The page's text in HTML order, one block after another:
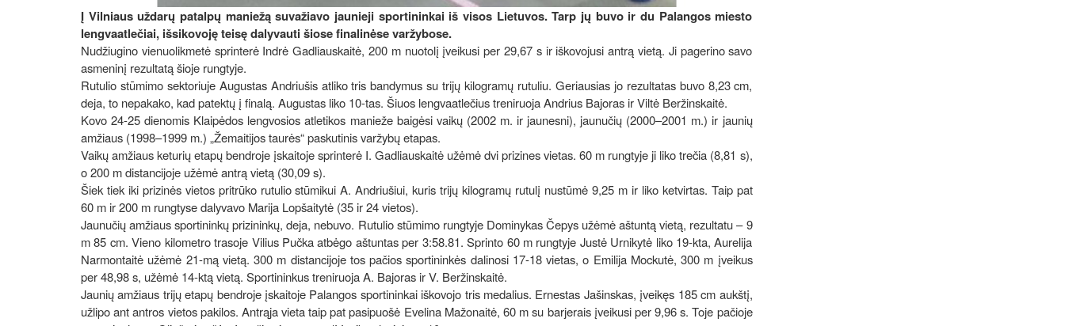
Į Vilniaus uždarų patalpų maniežą suvažiavo jaunieji sportininkai iš visos Lietuvos. Tarp jų buvo ir du Palangos miesto
lengvaatlečiai, išsikovoję teisę dalyvauti šiose finalinėse varžybose.
Nudžiugino vienuolikmetė sprinterė Indrė Gadliauskaitė, 200 m nuotolį įveikusi per 29,67 s ir iškovojusi antrą vietą. Ji pagerino savo
asmeninį rezultatą šioje rungtyje.
Rutulio stūmimo sektoriuje Augustas Andriušis atliko tris bandymus su trijų kilogramų rutuliu. Geriausias jo rezultatas buvo 8,23 cm,
deja, to nepakako, kad patektų į finalą. Augustas liko 10-tas. Šiuos lengvaatlečius treniruoja Andrius Bajoras ir Viltė Beržinskaitė.
Kovo 24-25 dienomis Klaipėdos lengvosios atletikos manieže baigėsi vaikų (2002 m. ir jaunesni), jaunučių (2000–2001 m.) ir jaunių
amžiaus (1998–1999 m.) „Žemaitijos taurės“ paskutinis varžybų etapas.
Vaikų amžiaus keturių etapų bendroje įskaitoje sprinterė I. Gadliauskaitė užėmė dvi prizines vietas. 60 m rungtyje ji liko trečia (8,81 s),
o 200 m distancijoje užėmė antrą vietą (30,09 s).
Šiek tiek iki prizinės vietos pritrūko rutulio stūmikui A. Andriušiui, kuris trijų kilogramų rutulį nustūmė 9,25 m ir liko ketvirtas. Taip pat
60 m ir 200 m rungtyse dalyvavo Marija Lopšaitytė (35 ir 24 vietos).
Jaunučių amžiaus sportininkų prizininkų, deja, nebuvo. Rutulio stūmimo rungtyje Dominykas Čepys užėmė aštuntą vietą, rezultatu – 9
m 85 cm. Vieno kilometro trasoje Vilius Pučka atbėgo aštuntas per 3:58.81. Sprinto 60 m rungtyje Justė Urnikytė liko 19-kta, Aurelija
Narmontaitė užėmė 21-mą vietą. 300 m distancijoje tos pačios sportininkės dalinosi 17-18 vietas, o Emilija Mockutė, 300 m įveikus
per 48,98 s, užėmė 14-ktą vietą. Sportininkus treniruoja A. Bajoras ir V. Beržinskaitė.
Jaunių amžiaus trijų etapų bendroje įskaitoje Palangos sportininkai iškovojo tris medalius. Ernestas Jašinskas, įveikęs 185 cm aukštį,
užlipo ant antros vietos pakilos. Antrąja vieta taip pat pasipuošė Evelina Mažonaitė, 60 m su barjerais įveikusi per 9,96 s. Toje pačioje